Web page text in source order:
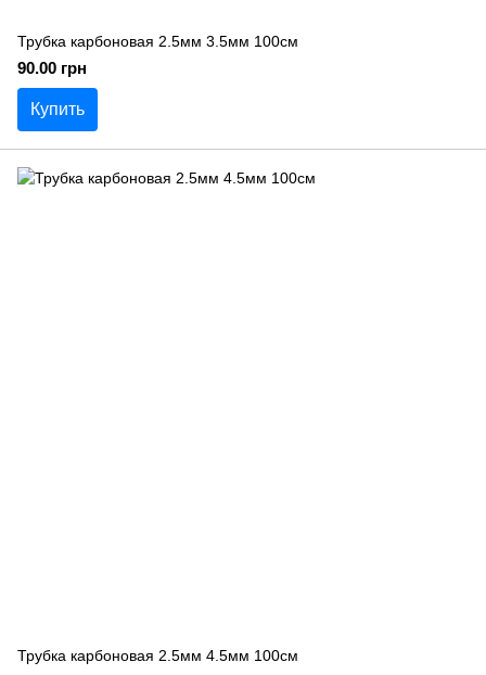
Трубка карбоновая 2.5мм 3.5мм 100см
90.00 грн
Купить
Трубка карбоновая 2.5мм 4.5мм 100см